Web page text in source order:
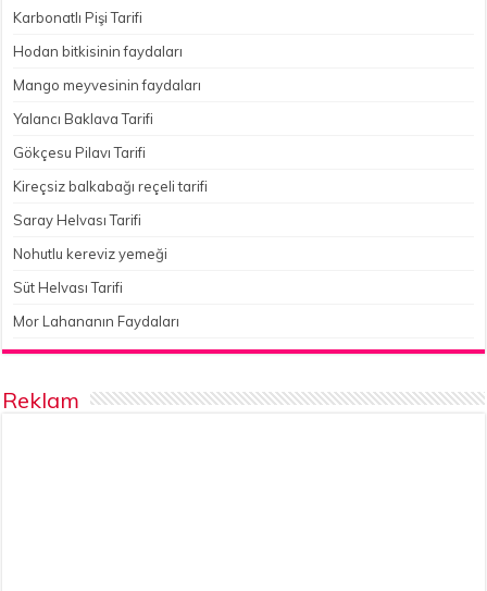
Karbonatlı Pişi Tarifi
Hodan bitkisinin faydaları
Mango meyvesinin faydaları
Yalancı Baklava Tarifi
Gökçesu Pilavı Tarifi
Kireçsiz balkabağı reçeli tarifi
Saray Helvası Tarifi
Nohutlu kereviz yemeği
Süt Helvası Tarifi
Mor Lahananın Faydaları
Reklam